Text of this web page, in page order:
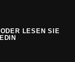
LESEN SIE